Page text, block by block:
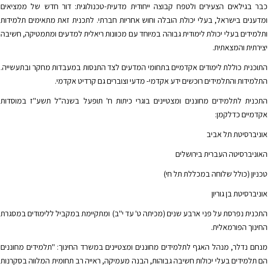
כבר בגילאים הצעירים ולטפח קבוצה ייחודית מדעית-טכנולוגית: דור חדש של ממציאים
ומדענים בישראל, בעלי יכולת הובלה וחוש אחריות חברתי. לתכנית זאת מתאימים תלמידות
ותלמידים בעלי יכולת לימודית גבוהה במיוחד עם מכוונות ריאלית למדעים ומתמטיקה, חשיבה
יצירתית והמצאתית.
התוכנית כוללת לימודים אקדמיים בתחומי המדעים לצד התנסות במעבדות מחקר ובתעשייה.
התלמידות והתלמידים רוכשים ידע אקדמי- מדעי וצוברים גם קרדיט אקדמי.
התכנית לתלמידים מחוננים ומצטיינים בוגרי כיתות ח' תופעל בשנה"ל תשע"ז במוסדות
אקדמיים כדלקמן:
אוניברסיטת תל אביב
האוניברסיטה העברית בירושלים
טכניון (כולל שלוחה במכללת תל חי)
אוניברסיטת בן גוריון
התכנית נפרסת על פני ארבע שנים (מכיתה ט' עד י"ב) ומתקיימת במקביל ללימודים במסגרת
החינוך הפורמאלית.
מנחם נדלר, מנהל האגף לתלמידים מחוננים ומצטיינים במשרד החינוך: "תלמידים מחוננים
הם תלמידים בעלי יכולות חשיבה גבוהות, הבנה מעמיקה, ראייה רב תחומית המלווה בסקרנות